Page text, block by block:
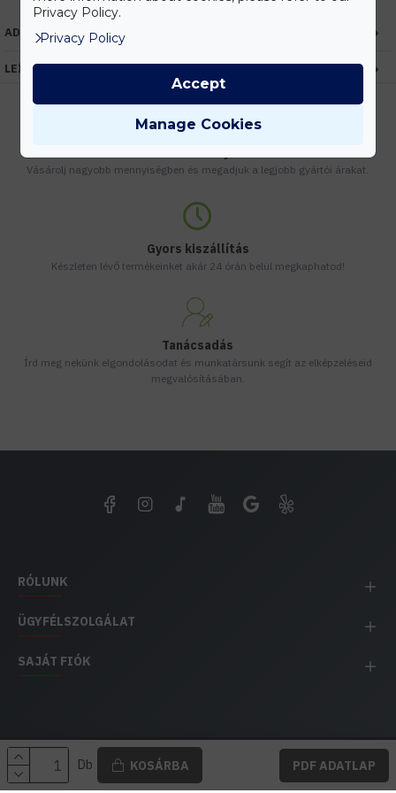
Db KOSÁRBA PDF ADATLAP
ADATOK
LEÍRÁS
Vásárolj nagyobb mennyiségben és megadjuk a legjobb gyártói árakat.
Gyors kiszállítás
Készleten lévő termékeinket akár 24 órán belül megkaphatod!
Tanácsadás
Írd meg nekünk elgondolásodat és munkatársunk segít az elképzeléseid
megvalósításában.
RÓLUNK
ÜGYFÉLSZOLGÁLAT
SAJÁT FIÓK
EH IMPEX / Copyright © 1991-2025 Energia Háza
Privacy Policy.
Privacy Policy
Manage Cookies
Accept